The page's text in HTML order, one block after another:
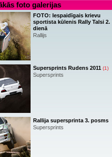
foto galerijas
FOTO: Iespaidīgais krievu
sportista kūlenis Rally Talsi 2.
dienā
Rallijs
Supersprints Rudens 2011 (1)
Supersprints
Rallija supersprinta 3. posms
Supersprints